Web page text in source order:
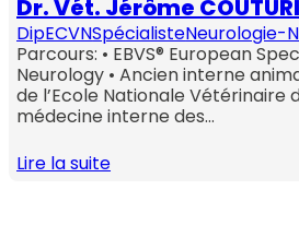
Dr. Vét. Jérôme
DipECVNSpécialisteNeurologie-
Parcours: • EBVS® European
Neurology • Ancien interne
de l’Ecole Nationale Vétérinaire
médecine interne des…
Lire la suite